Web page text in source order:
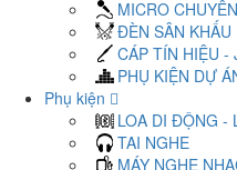
MICRO
ĐÈN SÂN KHẤU
CÁP TÍN HIỆU -
PHỤ KIỆN DỰ
Phụ kiện
LOA DI ĐỘNG -
TAI NGHE
MÁY NGHE